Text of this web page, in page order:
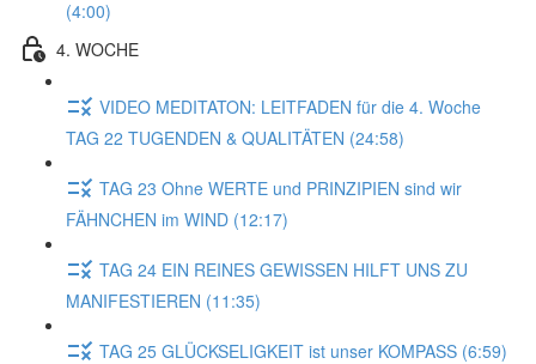
(4:00)
4. WOCHE
VIDEO MEDITATON: LEITFADEN für die 4. Woche
TAG 22 TUGENDEN & QUALITÄTEN (24:58)
TAG 23 Ohne WERTE und PRINZIPIEN sind wir
FÄHNCHEN im WIND (12:17)
TAG 24 EIN REINES GEWISSEN HILFT UNS ZU
MANIFESTIEREN (11:35)
TAG 25 GLÜCKSELIGKEIT ist unser KOMPASS (6:59)